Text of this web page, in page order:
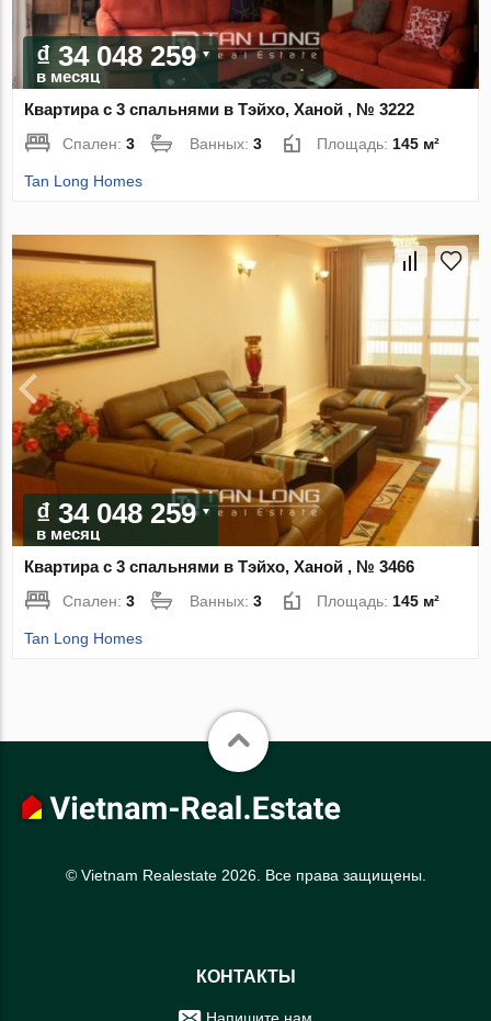
₫ 34 048 259
в месяц
Квартира с 3 спальнями в Тэйхо, Ханой , № 3222
Спален:3 Ванных:3 Площадь: 145 м²
Tan Long Homes
₫ 34 048 259
в месяц
Квартира с 3 спальнями в Тэйхо, Ханой , № 3466
Спален:3 Ванных:3 Площадь: 145 м²
Tan Long Homes
© Vietnam Realestate 2026. Все права защищены.
КОНТАКТЫ